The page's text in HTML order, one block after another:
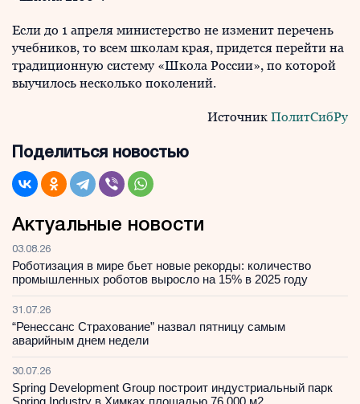
Если до 1 апреля министерство не изменит перечень
учебников, то всем школам края, придется перейти на
традиционную систему «Школа России», по которой
выучилось несколько поколений.
Источник ПолитСибРу
Поделиться новостью
Актуальные новости
03.08.26
Роботизация в мире бьет новые рекорды: количество
промышленных роботов выросло на 15% в 2025 году
31.07.26
“Ренессанс Страхование” назвал пятницу самым
аварийным днем недели
30.07.26
Spring Development Group построит индустриальный парк
Spring Industry в Химках площадью 76 000 м2